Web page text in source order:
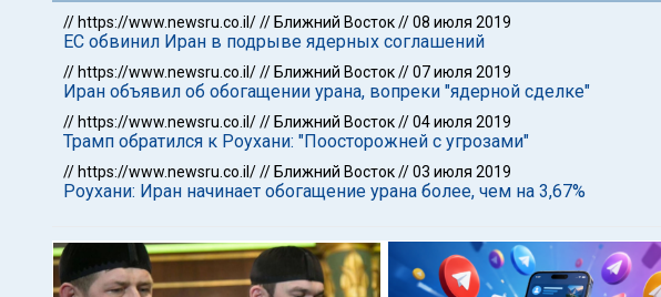
// https://www.newsru.co.il/// Ближний Восток//08 июля 2019
ЕС обвинил Иран в подрыве ядерных соглашений
// https://www.newsru.co.il/// Ближний Восток//07 июля 2019
Иран объявил об обогащении урана, вопреки "ядерной сделке"
// https://www.newsru.co.il/// Ближний Восток//04 июля 2019
Трамп обратился к Роухани: "Поосторожней с угрозами"
// https://www.newsru.co.il/// Ближний Восток//03 июля 2019
Роухани: Иран начинает обогащение урана более, чем на 3,67%